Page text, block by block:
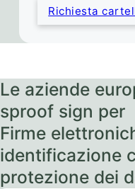
Richiesta
Le aziende
sproof sign per
Firme
identificazione
protezione dei